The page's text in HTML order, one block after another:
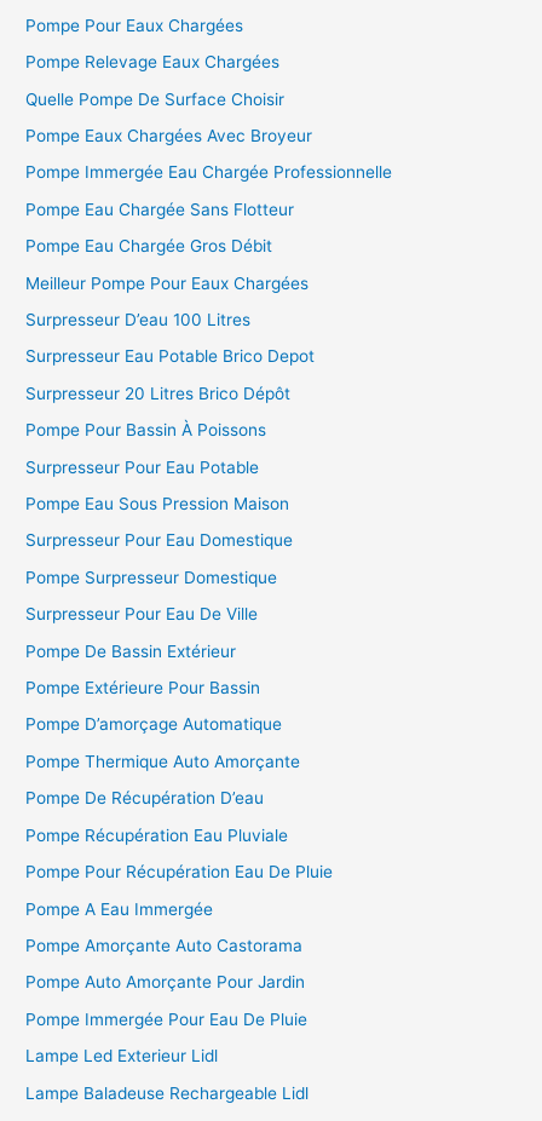
:
Pompe Pour Eaux Chargées
Pompe Relevage Eaux Chargées
Quelle Pompe De Surface Choisir
Pompe Eaux Chargées Avec Broyeur
Pompe Immergée Eau Chargée Professionnelle
Pompe Eau Chargée Sans Flotteur
Pompe Eau Chargée Gros Débit
Meilleur Pompe Pour Eaux Chargées
Surpresseur D’eau 100 Litres
Surpresseur Eau Potable Brico Depot
Surpresseur 20 Litres Brico Dépôt
Pompe Pour Bassin À Poissons
Surpresseur Pour Eau Potable
Pompe Eau Sous Pression Maison
Surpresseur Pour Eau Domestique
Pompe Surpresseur Domestique
Surpresseur Pour Eau De Ville
Pompe De Bassin Extérieur
Pompe Extérieure Pour Bassin
Pompe D’amorçage Automatique
Pompe Thermique Auto Amorçante
Pompe De Récupération D’eau
Pompe Récupération Eau Pluviale
Pompe Pour Récupération Eau De Pluie
Pompe A Eau Immergée
Pompe Amorçante Auto Castorama
Pompe Auto Amorçante Pour Jardin
Pompe Immergée Pour Eau De Pluie
Lampe Led Exterieur Lidl
Lampe Baladeuse Rechargeable Lidl